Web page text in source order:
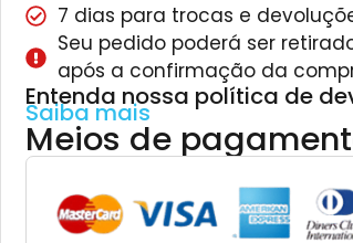
7 dias para trocas e
Seu pedido poderá ser
após a confirmação da
Entenda nossa política de
Saiba mais
Meios de